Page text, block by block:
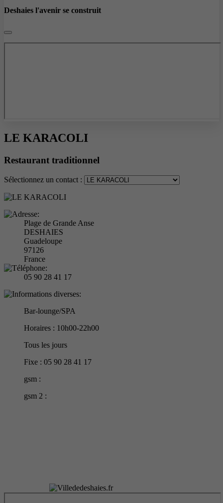
Deshaies l'avenir se construit
LE KARACOLI
Restaurant traditionnel
Sélectionnez un contact :
Plage de Grande Anse
DESHAIES
Guadeloupe
97126
France
05 90 28 41 17
Bar-lounge/SPA
Horaires : 10h00-22h00
Tous les jours
Fixe : 05 90 28 41 17
gsm :
gsm 2 :